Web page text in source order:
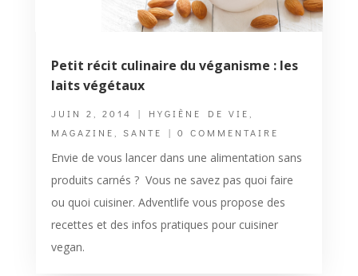
Petit récit culinaire du véganisme : les
laits végétaux
JUIN 2, 2014 | HYGIÈNE DE VIE
MAGAZINE
SANTE | 0 COMMENTAIRE
Envie de vous lancer dans une alimentation sans
produits carnés ? Vous ne savez pas quoi faire
ou quoi cuisiner. Adventlife vous propose des
recettes et des infos pratiques pour cuisiner
vegan.